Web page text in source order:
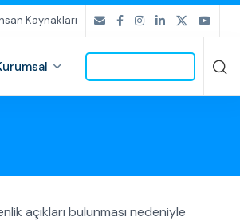
Kaynakları
açıkları bulunması nedeniyle